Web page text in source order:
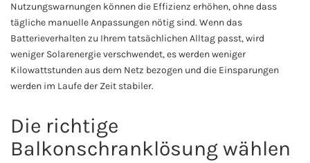
Nutzungswarnungen können die Effizienz erhöhen, ohne dass
tägliche manuelle Anpassungen nötig sind. Wenn das
Batterieverhalten zu Ihrem tatsächlichen Alltag passt, wird
weniger Solarenergie verschwendet, es werden weniger
Kilowattstunden aus dem Netz bezogen und die Einsparungen
werden im Laufe der Zeit stabiler.
Die richtige
Balkonschranklösung wählen